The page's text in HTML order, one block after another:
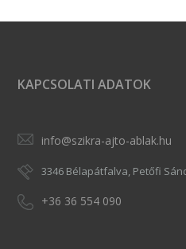
KAPCSOLATI ADATOK
info@szikra-ajto-ablak.hu
3346 Bélapátfalva, Petőfi
+36 36 554 090